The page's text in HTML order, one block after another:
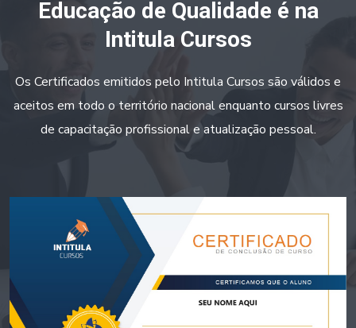
Educação de Qualidade é na
Intitula Cursos
Os Certificados emitidos pelo Intitula Cursos são válidos e
aceitos em todo o território nacional enquanto cursos livres
de capacitação profissional e atualização pessoal.